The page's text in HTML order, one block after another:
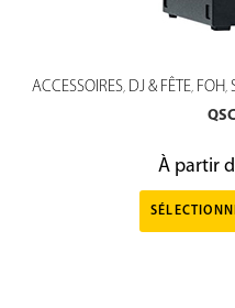
ACCESSOIRES, DJ & FÊTE, FOH,
À partir